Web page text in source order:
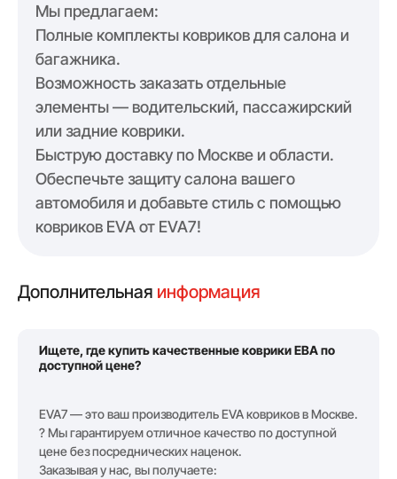
Мы предлагаем:
Полные комплекты ковриков для салона и
багажника.
Возможность заказать отдельные
элементы — водительский, пассажирский
или задние коврики.
Быструю доставку по Москве и области.
Обеспечьте защиту салона вашего
автомобиля и добавьте стиль с помощью
ковриков EVA от EVA7!
Дополнительная информация
Ищете, где купить качественные коврики ЕВА по
доступной цене?
EVA7 — это ваш производитель EVA ковриков в Москве.
? Мы гарантируем отличное качество по доступной
цене без посреднических наценок.
Заказывая у нас, вы получаете: